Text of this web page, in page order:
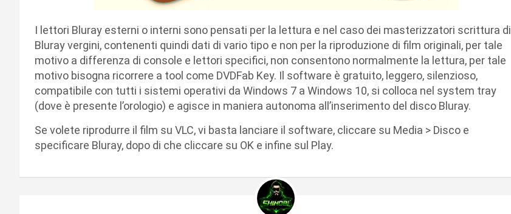
I lettori Bluray esterni o interni sono pensati per la lettura e nel caso dei masterizzatori scrittura di
Bluray vergini, contenenti quindi dati di vario tipo e non per la riproduzione di film originali, per tale
motivo a differenza di console e lettori specifici, non consentono normalmente la lettura, per tale
motivo bisogna ricorrere a tool come DVDFab Key. Il software è gratuito, leggero, silenzioso,
compatibile con tutti i sistemi operativi da Windows 7 a Windows 10, si colloca nel system tray
(dove è presente l’orologio) e agisce in maniera autonoma all’inserimento del disco Bluray.
Se volete riprodurre il film su VLC, vi basta lanciare il software, cliccare su Media > Disco e
specificare Bluray, dopo di che cliccare su OK e infine sul Play.